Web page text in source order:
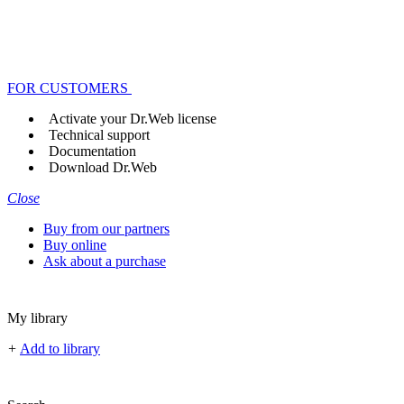
FOR CUSTOMERS
Activate your Dr.Web license
Technical support
Documentation
Download Dr.Web
Close
Buy from our partners
Buy online
Ask about a purchase
My library
+ Add to library